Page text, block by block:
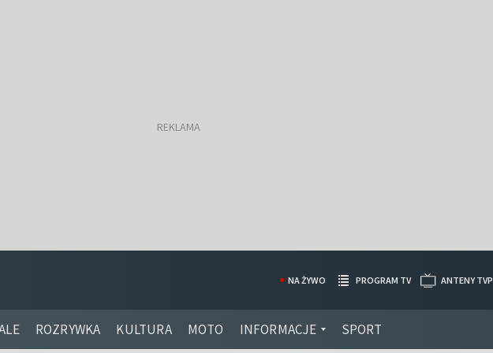
ROZRYWKA KULTURA MOTO INFORMACJE SPORT
NA ŻYWO PROGRAM TV ANTENY TVP